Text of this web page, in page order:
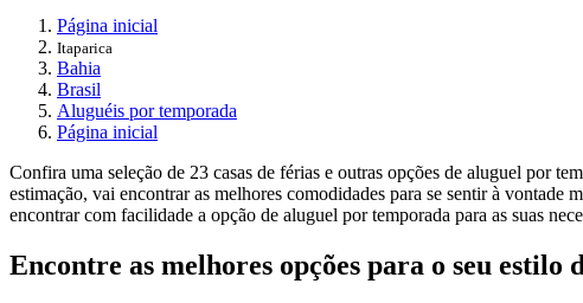
Página inicial
Itaparica
Bahia
Brasil
Aluguéis por temporada
Página inicial
Confira uma seleção de 23 casas de férias e outras opções de aluguel por
estimação, vai encontrar as melhores comodidades para se sentir à
encontrar com facilidade a opção de aluguel por temporada para as suas
Encontre as melhores opções para o seu estilo